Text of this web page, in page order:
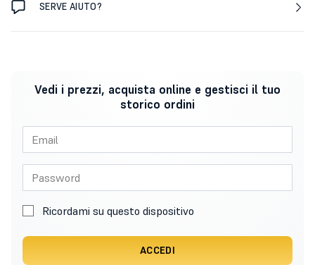
SERVE AIUTO?
Vedi i prezzi, acquista online e gestisci il tuo
storico ordini
Ricordami su questo dispositivo
ACCEDI